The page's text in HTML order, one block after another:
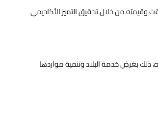
من خلال تحقيق التميز الأكاديمي
ذلك بغرض خدمة البلاد وتنمية مواردها